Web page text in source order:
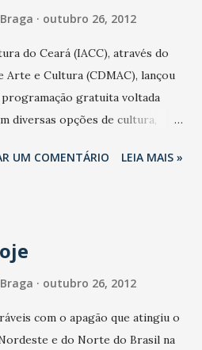
outubro 26, 2012
do Ceará (IACC), através do
e Cultura (CDMAC), lançou
gratuita voltada
diversas opções de cultura,
Praça Almirante Saldanha,
histórias, exposições de arte,
crianças e adolescentes em
social serão apresentados. No
UM COMENTÁRIO LEIA MAIS »
outubro 26, 2012
com o apagão que atingiu o
e do Norte do Brasil na